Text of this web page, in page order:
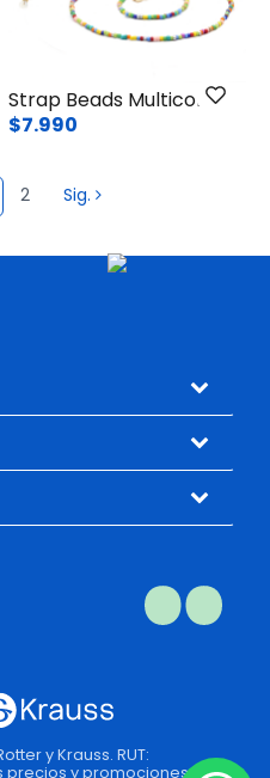
Strap Beads Multicolor
$7.990
2 Sig.
y Krauss. RUT:
precios y promociones